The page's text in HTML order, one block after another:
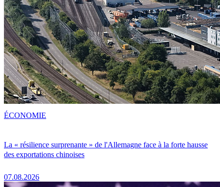
La « résilience surprenante » de l'Allemagne face à la forte hausse
des exportations chinoises
07.08.2026
ÉCONOMIE